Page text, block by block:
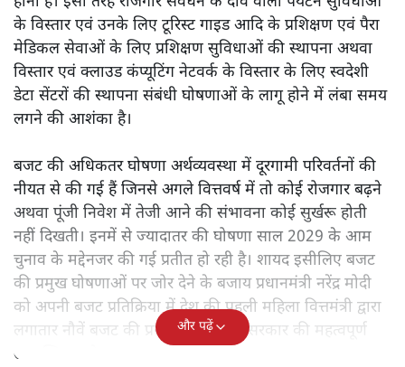
के विस्तार एवं उनके लिए टूरिस्ट गाइड आदि के प्रशिक्षण एवं पैरा
मेडिकल सेवाओं के लिए प्रशिक्षण सुविधाओं की स्थापना अथवा
विस्तार एवं क्लाउड कंप्यूटिंग नेटवर्क के विस्तार के लिए स्वदेशी
डेटा सेंटरों की स्थापना संबंधी घोषणाओं के लागू होने में लंबा समय
लगने की आशंका है।
बजट की अधिकतर घोषणा अर्थव्यवस्था में दूरगामी परिवर्तनों की
नीयत से की गई हैं जिनसे अगले वित्तवर्ष में तो कोई रोजगार बढ़ने
अथवा पूंजी निवेश में तेजी आने की संभावना कोई सुर्खरू होती
नहीं दिखती। इनमें से ज्यादातर की घोषणा साल 2029 के आम
चुनाव के मद्देनजर की गई प्रतीत हो रही है। शायद इसीलिए बजट
की प्रमुख घोषणाओं पर जोर देने के बजाय प्रधानमंत्री नरेंद्र मोदी
को अपनी बजट प्रतिक्रिया में देश की पहली महिला वित्तमंत्री द्वारा
लगातार नौवें बजट की प्रस्तुति को अपनी सरकार की महत्वपूर्ण
उपलब्धि बताने पर मजबूर होना पड़ा।
और पढ़ें